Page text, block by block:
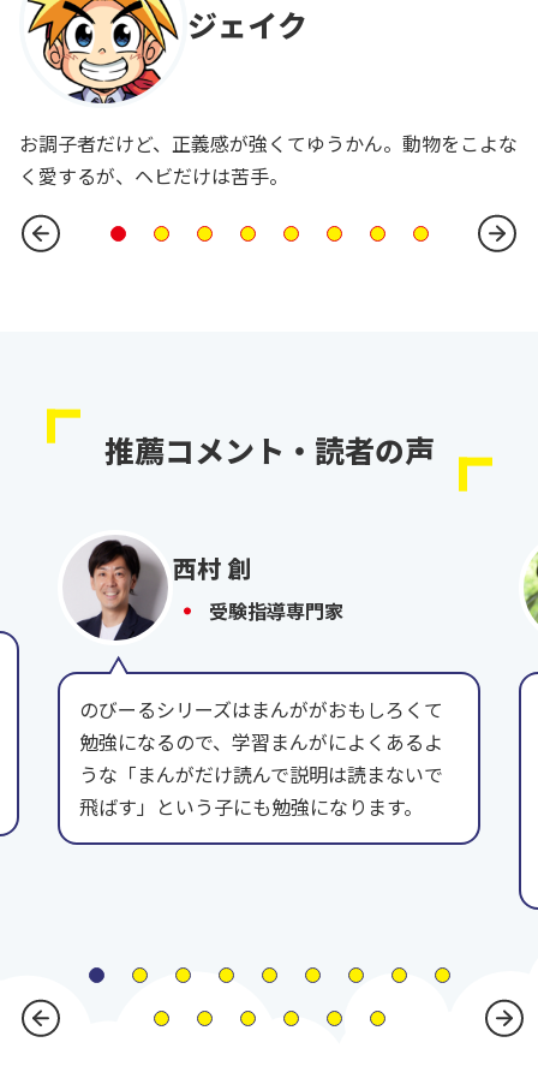
ジェイク
お調子者だけど、正義感が強くてゆうかん。動物をこよな
く愛するが、ヘビだけは苦手。
推薦コメント・読者の声
西村 創
受験指導専門家
のびーるシリーズはまんががおもしろくて
勉強になるので、学習まんがによくあるよ
うな「まんがだけ読んで説明は読まないで
飛ばす」という子にも勉強になります。